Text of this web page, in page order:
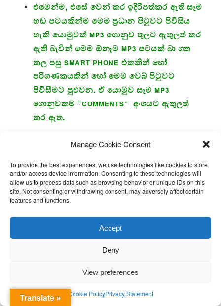
Manage Cookie Consent
To provide the best experiences, we use technologies like cookies to store
and/or access device information. Consenting to these technologies will
allow us to process data such as browsing behavior or unique IDs on this
site. Not consenting or withdrawing consent, may adversely affect certain
features and functions.
Accept
Deny
View preferences
Cookie PolicyPrivacy Statement
එමෙන්ම, එසේ වෙන් කර ඉදිරිපත්කර ඇති සෑම
හඬ පටයකින්ම මෙම ප්‍රධාන පිටුවට පිවිසිය
හැකි යොමුවක් MP3 ගොනුව තුලට ඇතුලත් කර
ඇති බැවින් මෙම ඕනෑම MP3 පටයක් බා ගත
කල පසු SMART PHONE එකකින් හෝ
පරිගණකයකින් හෝ මෙම වෙබ් පිටුවට
පිවිසීමට පුළුවන. ඒ යොමුව සෑම MP3
ගොනුවකම “COMMENTS”
අංශයට ඇතුලත්
කර ඇත.
You could download the file by right clicking on
the link and then selecting “save as” from the drop down menu.
To listen directly:Please left click on the link to listen directly.
Once the link is clicked, you will be directed to a separate page
containing the talk. Usually the file starts to play in that window.
If it doesn’t you could highlight the browser window and click
කර්ම විපාක දෙන ක්‍රම තුන පිළිබඳවපැහැදිලි
කය, වචනය යන තුන් දොරින් සිදුවන බවට
බෙදන්නේ ඇයි?
සිතත් සමග කය හෝ වචනය හෝ සමබන්ධ වීමේදී
Translate »